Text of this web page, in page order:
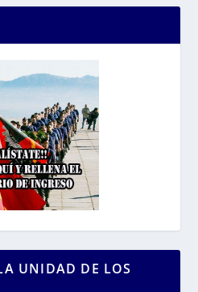
UNIDAD DE LOS